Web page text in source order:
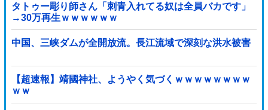
タトゥー彫り師さん「刺青入れてる奴は全員バカです」
→30万再生ｗｗｗｗｗｗ
中国、三峡ダムが全開放流。長江流域で深刻な洪水被害
【超速報】靖國神社、ようやく気づくｗｗｗｗｗｗｗｗ
ｗｗ